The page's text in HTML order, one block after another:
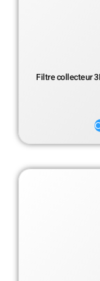
Filtre collecteur